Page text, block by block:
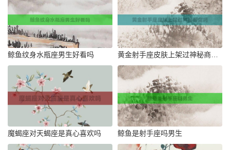
鲸鱼纹身水瓶座男生好看吗
魔蝎座对天蝎座是真心喜欢吗 鲸鱼是射手座吗男生